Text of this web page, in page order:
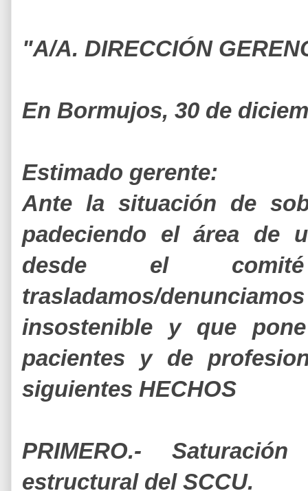
"A/A. DIRECCIÓN
En Bormujos, 30 de
Estimado gerente:
Ante la situación de
padeciendo el área de
desde el
trasladamos/
insostenible y que
pacientes y de
siguientes HECHOS
PRIMERO.-
estructural del SCCU.